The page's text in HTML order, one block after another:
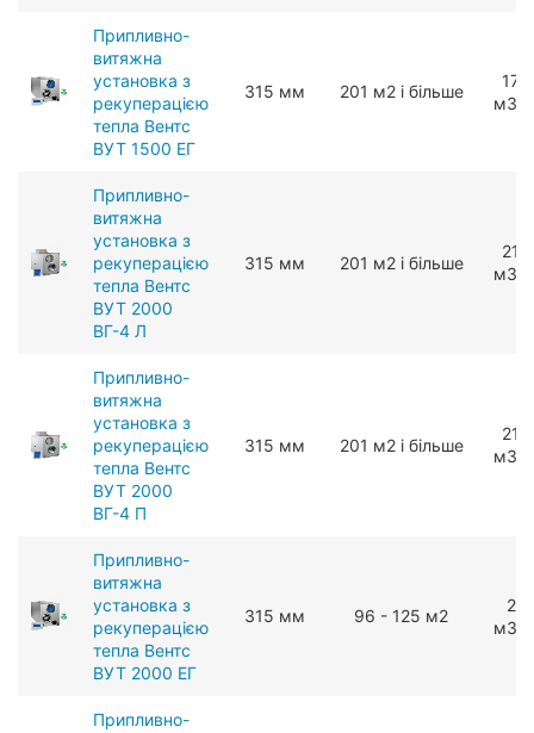
Припливно-
витяжна
установка з
рекуперацією
тепла Вентс
ВУТ 1500 ЕГ
315 мм 201 м2 і більше
мЗ/
Припливно-
витяжна
установка з
рекуперацією
тепла Вентс
ВУТ 2000
ВГ-4 Л
315 мм 201 м2 і більше
мЗ/
Припливно-
витяжна
установка з
рекуперацією
тепла Вентс
ВУТ 2000
ВГ-4 П
315 мм 201 м2 і більше
мЗ/
Припливно-
витяжна
установка з
рекуперацією
тепла Вентс
ВУТ 2000 ЕГ
315 мм 96 - 125 м2
мЗ/
Припливно-